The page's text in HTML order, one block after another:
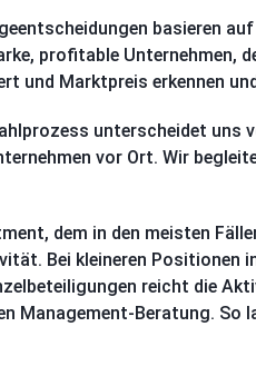
basieren
profitable Unternehmen,
und Marktpreis erkennen
unterscheidet uns
vor Ort. Wir
dem in den meisten
Bei kleineren Positionen
reicht die
Management-Beratung. So